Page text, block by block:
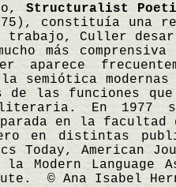
Structuralist
constituía una
trabajo, Culler
más
aparece
semiótica modernas
las funciones
En 1977
en la facultad
en distintas
Today, American
la Modern
© Ana Isabel